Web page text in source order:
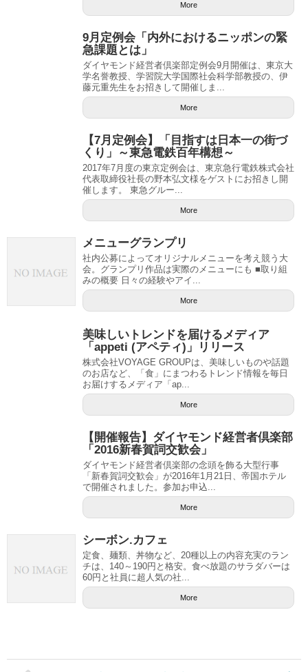
More
9月定例会「内外におけるニッポンの緊
急課題とは」
ダイヤモンド経営者倶楽部定例会9月開催は、東京大
学名誉教授、学習院大学国際社会科学部教授の、伊
藤元重先生をお招きして開催しま...
More
【7月定例会】「目指すは日本一の街づ
くり」～東急電鉄百年構想～
2017年7月度の東京定例会は、東京急行電鉄株式会社
代表取締役社長の野本弘文様をゲストにお招きし開
催します。 東急グルー...
More
メニューグランプリ
社内公募によってオリジナルメニューを考え競う大
会。グランプリ作品は実際のメニューにも ■取り組
みの概要 日々の経験やアイ...
More
美味しいトレンドを届けるメディア
「appeti (アペティ)」リリース
株式会社VOYAGE GROUPは、美味しいものや話題
のお店など、「食」にまつわるトレンド情報を毎日
お届けするメディア「ap...
More
【開催報告】ダイヤモンド経営者倶楽部
「2016新春賀詞交歓会」
ダイヤモンド経営者倶楽部の念頭を飾る大型行事
「新春賀詞交歓会」が2016年1月21日、帝国ホテル
で開催されました。参加お申込...
More
シーボン.カフェ
定食、麺類、丼物など、20種以上の内容充実のラン
チは、140～190円と格安。食べ放題のサラダバーは
60円と社員に超人気の社...
More